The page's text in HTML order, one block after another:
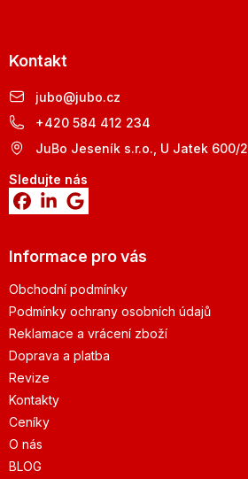
Kontakt
jubo@jubo.cz
+420 584 412 234
JuBo Jeseník s.r.o., U Jatek 600/2
Sledujte nás
Informace pro vás
Obchodní podmínky
Podmínky ochrany osobních údajů
Reklamace a vrácení zboží
Doprava a platba
Revize
Kontakty
Ceníky
O nás
BLOG